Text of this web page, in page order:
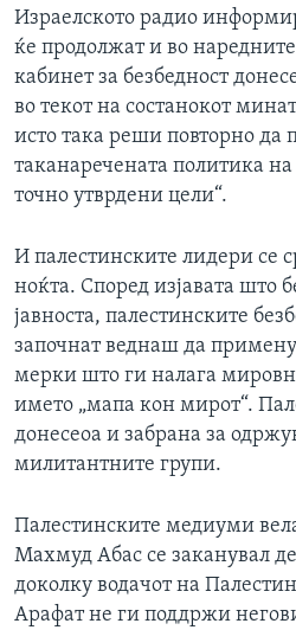
Израелското радио
ќе продолжат и во
кабинет за безбедност
во текот на состанокот
исто така реши повторно да
таканаречената политика
точно утврдени цели“.
И палестинските лидери се
ноќта. Според изјавата што
јавноста, палестинските
започнат веднаш да
мерки што ги налага
името „мапа кон мирот“.
донесеоа и забрана за
милитантните групи.
Палестинските медиуми
Махмуд Абас се заканувал
доколку водачот на
Арафат не ги поддржи